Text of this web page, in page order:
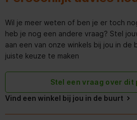
Ergonomie
Invoercapaciteit
Wil je meer weten of ben je er toch
heb je nog een andere vraag? Stel
aan een van onze winkels bij jou in de
juiste keuze te maken
Stel een vraag over dit
Vind een winkel bij jou in de buurt